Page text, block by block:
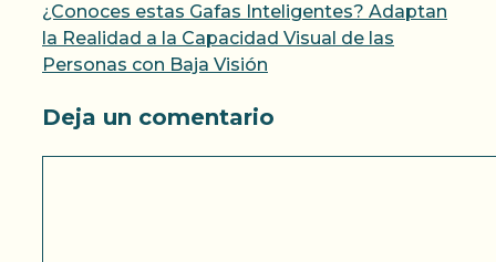
¿Conoces estas Gafas Inteligentes? Adaptan
la Realidad a la Capacidad Visual de las
Personas con Baja Visión
Deja un comentario